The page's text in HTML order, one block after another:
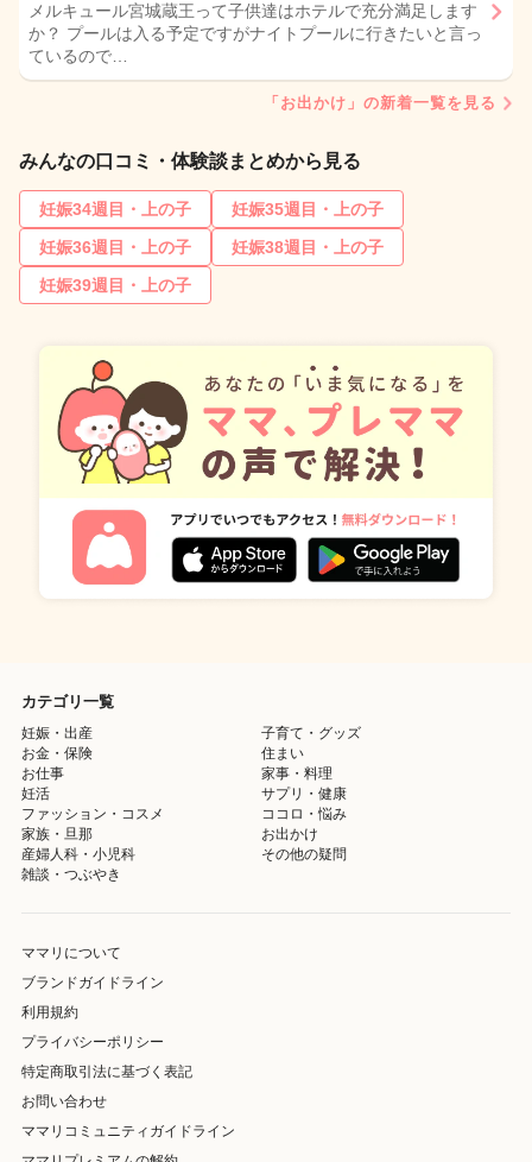
メルキュール宮城蔵王って子供達はホテルで充分満足します
か？ プールは入る予定ですがナイトプールに行きたいと言っ
ているので…
「お出かけ」の新着一覧を見る
みんなの口コミ・体験談まとめから見る
妊娠34週目・上の子
妊娠35週目・上の子
妊娠36週目・上の子
妊娠38週目・上の子
妊娠39週目・上の子
カテゴリ一覧
妊娠・出産
子育て・グッズ
お金・保険
住まい
お仕事
家事・料理
妊活
サプリ・健康
ファッション・コスメ
ココロ・悩み
家族・旦那
お出かけ
産婦人科・小児科
その他の疑問
雑談・つぶやき
ママリについて
ブランドガイドライン
利用規約
プライバシーポリシー
特定商取引法に基づく表記
お問い合わせ
ママリコミュニティガイドライン